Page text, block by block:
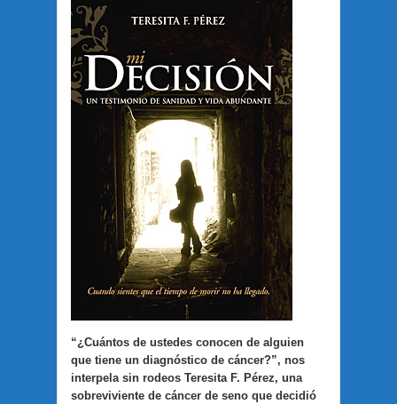
“¿Cuántos de ustedes conocen de alguien
que tiene un diagnóstico de cáncer?”, nos
interpela sin rodeos Teresita F. Pérez, una
sobreviviente de cáncer de seno que decidió